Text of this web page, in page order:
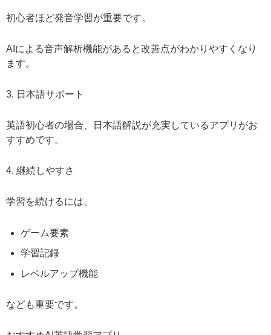
初心者ほど発音学習が重要です。
AIによる音声解析機能があると改善点がわかりやすくなり
ます。
3. 日本語サポート
英語初心者の場合、日本語解説が充実しているアプリがお
すすめです。
4. 継続しやすさ
学習を続けるには、
ゲーム要素
学習記録
レベルアップ機能
なども重要です。